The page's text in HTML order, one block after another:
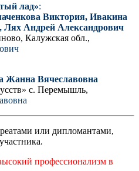
лад»:
Виктория, Ивакина
Лях Андрей Александрович
Калужская обл.,
Жанна Вячеславовна
с. Перемышль,
или дипломантами,
профессионализм в